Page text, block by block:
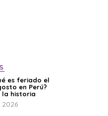
es feriado el
en Perú?
la historia
2026